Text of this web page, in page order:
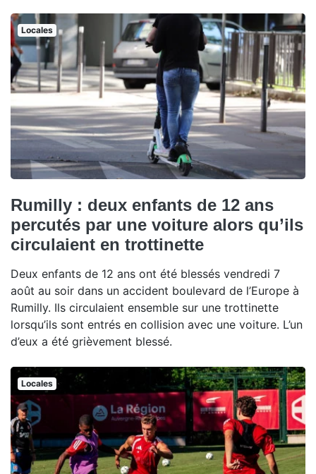
Locales
Rumilly : deux enfants de 12 ans
percutés par une voiture alors qu’ils
circulaient en trottinette
Deux enfants de 12 ans ont été blessés vendredi 7
août au soir dans un accident boulevard de l’Europe à
Rumilly. Ils circulaient ensemble sur une trottinette
lorsqu’ils sont entrés en collision avec une voiture. L’un
d’eux a été grièvement blessé.
Locales